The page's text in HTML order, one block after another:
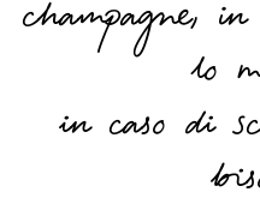
champagne,
lo
in caso di